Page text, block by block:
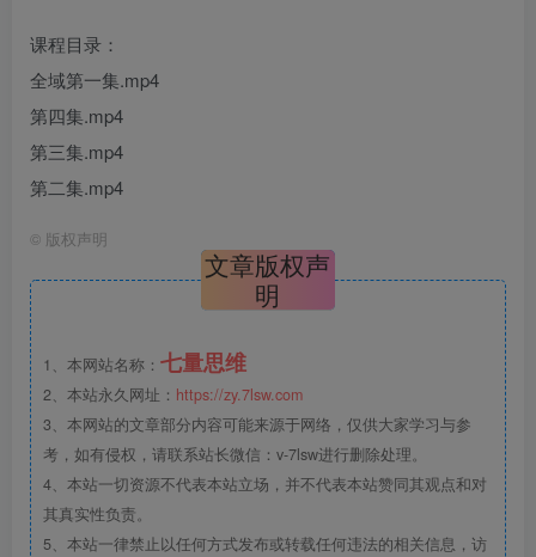
课程目录：
全域第一集.mp4
第四集.mp4
第三集.mp4
第二集.mp4
© 版权声明
文章版权声
明
1、本网站名称： 七量思维
2、本站永久网址： https://zy.7lsw.com
3、本网站的文章部分内容可能来源于网络，仅供大家学习与参
考，如有侵权，请联系站长微信：v-7lsw进行删除处理。
4、本站一切资源不代表本站立场，并不代表本站赞同其观点和对
其真实性负责。
5、本站一律禁止以任何方式发布或转载任何违法的相关信息，访